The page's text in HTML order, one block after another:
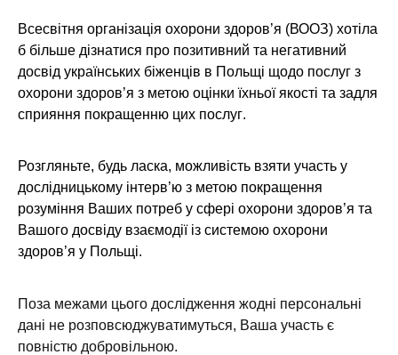
Всесвітня організація охорони здоров’я (ВООЗ) хотіла
б більше дізнатися про позитивний та негативний
досвід українських біженців в Польщі щодо послуг з
охорони здоров’я з метою оцінки їхньої якості та задля
сприяння покращенню цих послуг.
Розгляньте, будь ласка, можливість взяти участь у
дослідницькому інтерв’ю з метою покращення
розуміння Ваших потреб у сфері охорони здоров’я та
Вашого досвіду взаємодії із системою охорони
здоров’я у Польщі.
Поза межами цього дослідження жодні персональні
дані не розповсюджуватимуться, Ваша участь є
повністю добровільною.